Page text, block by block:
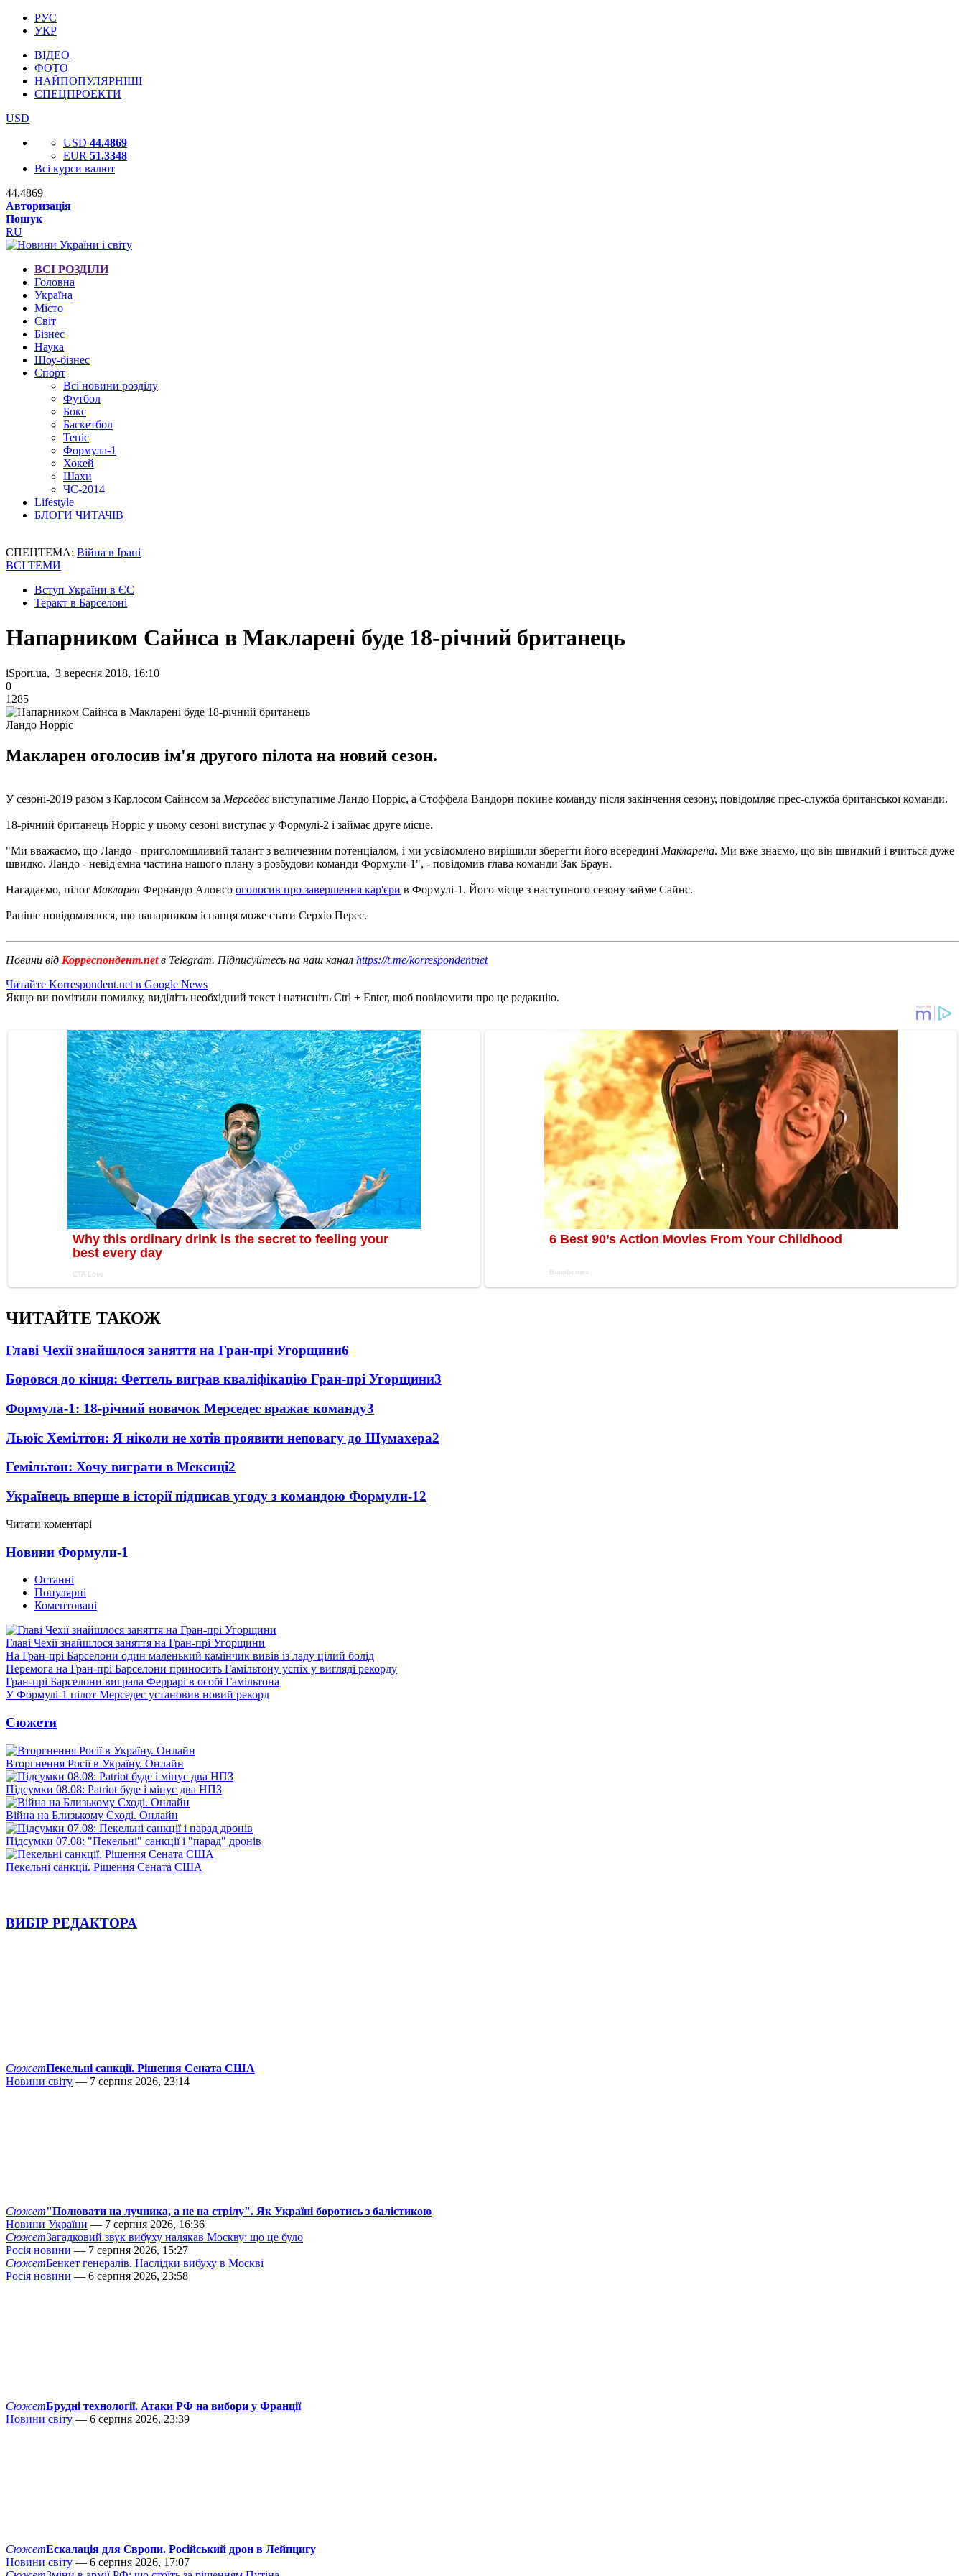
РУС
УКР
ВІДЕО
ФОТО
НАЙПОПУЛЯРНІШІ
СПЕЦПРОЕКТИ
USD
USD 44.4869
EUR 51.3348
Всі курси валют
44.4869
Авторизація
Пошук
RU
ВСІ РОЗДІЛИ
Головна
Україна
Місто
Світ
Бізнес
Наука
Шоу-бізнес
Спорт
Всі новини розділу
Футбол
Бокс
Баскетбол
Теніс
Формула-1
Хокей
Шахи
ЧС-2014
Lifestyle
БЛОГИ ЧИТАЧІВ
СПЕЦТЕМА: Війна в Ірані
ВСІ ТЕМИ
Вступ України в ЄС
Теракт в Барселоні
Напарником Сайнса в Макларені буде 18-річний британець
iSport.ua, 3 вересня 2018, 16:10
0
1285
Ландо Норріс
Макларен оголосив ім'я другого пілота на новий сезон.
У сезоні-2019 разом з Карлосом Сайнсом за Мерседес виступатиме Ландо Норріс, а Стоффела Вандорн покине команду після закінчення сезону, повідомляє прес-служба британської команди.
18-річний британець Норріс у цьому сезоні виступає у Формулі-2 і займає друге місце.
"Ми вважаємо, що Ландо - приголомшливий талант з величезним потенціалом, і ми усвідомлено вирішили зберегти його всередині Макларена. Ми вже знаємо, що він швидкий і вчиться дуже
швидко. Ландо - невід'ємна частина нашого плану з розбудови команди Формули-1", - повідомив глава команди Зак Браун.
Нагадаємо, пілот Макларен Фернандо Алонсо оголосив про завершення кар'єри в Формулі-1. Його місце з наступного сезону займе Сайнс.
Раніше повідомлялося, що напарником іспанця може стати Серхіо Перес.
Новини від Корреспондент.netв Telegram. Підписуйтесь на наш канал https://t.me/korrespondentnet
Читайте Korrespondent.net в Google News
Якщо ви помітили помилку, виділіть необхідний текст і натисніть Ctrl + Enter, щоб повідомити про це редакцію.
ЧИТАЙТЕ ТАКОЖ
Главі Чехії знайшлося заняття на Гран-прі Угорщини6
Боровся до кінця: Феттель виграв кваліфікацію Гран-прі Угорщини3
Формула-1: 18-річний новачок Мерседес вражає команду3
Льюїс Хемілтон: Я ніколи не хотів проявити неповагу до Шумахера2
Гемільтон: Хочу виграти в Мексиці2
Українець вперше в історії підписав угоду з командою Формули-12
Читати коментарі
Новини Формули-1
Останні
Популярні
Коментовані
Главі Чехії знайшлося заняття на Гран-прі Угорщини
На Гран-прі Барселони один маленький камінчик вивів із ладу цілий болід
Перемога на Гран-прі Барселони приносить Гамільтону успіх у вигляді рекорду
Гран-прі Барселони виграла Феррарі в особі Гамільтона
У Формулі-1 пілот Мерседес установив новий рекорд
Сюжети
Вторгнення Росії в Україну. Онлайн
Підсумки 08.08: Patriot буде і мінус два НПЗ
Війна на Близькому Сході. Онлайн
Підсумки 07.08: "Пекельні" санкції і "парад" дронів
Пекельні санкції. Рішення Сената США
ВИБІР РЕДАКТОРА
СюжетПекельні санкції. Рішення Сената США
Новини світу — 7 серпня 2026, 23:14
Сюжет"Полювати на лучника, а не на стрілу". Як Україні боротись з балістикою
Новини України — 7 серпня 2026, 16:36
СюжетЗагадковий звук вибуху налякав Москву: що це було
Росія новини — 7 серпня 2026, 15:27
СюжетБенкет генералів. Наслідки вибуху в Москві
Росія новини — 6 серпня 2026, 23:58
СюжетБрудні технології. Атаки РФ на вибори у Франції
Новини світу — 6 серпня 2026, 23:39
СюжетЕскалація для Європи. Російський дрон в Лейпцигу
Новини світу — 6 серпня 2026, 17:07